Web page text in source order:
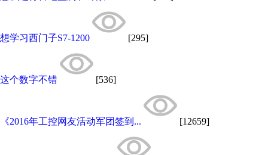
想学习西门子S7-1200 [295]
这个数字不错 [536]
《2016年工控网友活动军团签到... [12659]